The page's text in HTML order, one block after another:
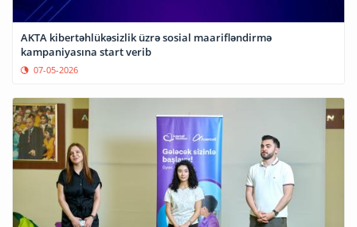
AKTA kibertəhlükəsizlik üzrə sosial maarifləndirmə
kampaniyasına start verib
07-05-2026